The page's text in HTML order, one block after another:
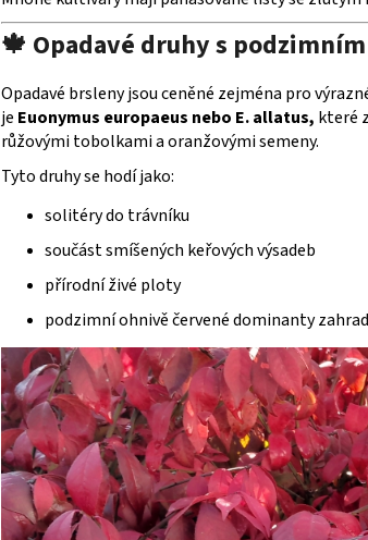
🍁 Opadavé druhy s
Opadavé brsleny jsou ceněné zejména pro
je Euonymus europaeus nebo E. allatus, které
růžovými tobolkami a oranžovými semeny.
Tyto druhy se hodí jako:
solitéry do trávníku
součást smíšených keřových výsadeb
přírodní živé ploty
podzimní ohnivě červené dominanty